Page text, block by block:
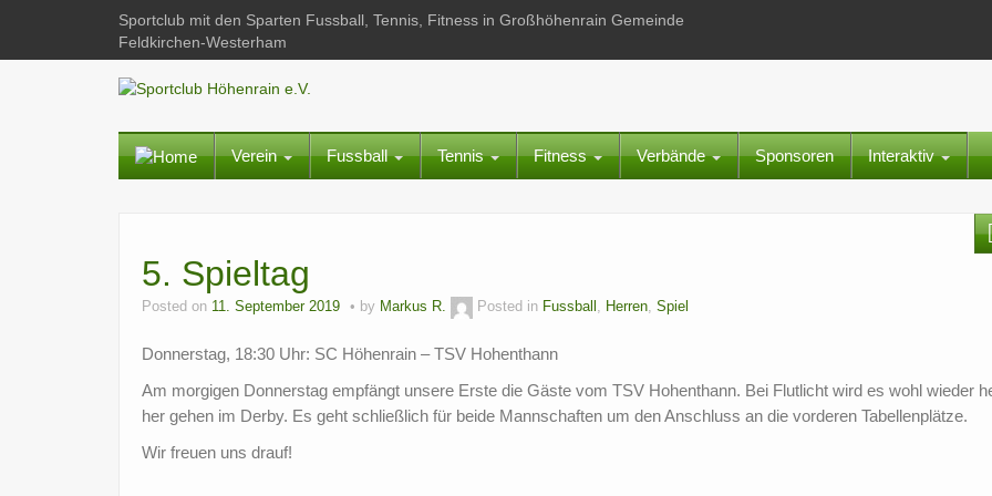
Sportclub mit den Sparten Fussball, Tennis, Fitness in Großhöhenrain Gemeinde
Feldkirchen-Westerham
Verein Fussball Tennis Fitness Verbände Sponsoren Interaktiv
5. Spieltag
Posted on 11. September 2019 by Markus R. Posted in Fussball , Herren, Spiel
Donnerstag, 18:30 Uhr: SC Höhenrain – TSV Hohenthann
Am morgigen Donnerstag empfängt unsere Erste die Gäste vom TSV Hohenthann. Bei Flutlicht wird es wohl wieder
her gehen im Derby. Es geht schließlich für beide Mannschaften um den Anschluss an die vorderen Tabellenplätze.
Wir freuen uns drauf!